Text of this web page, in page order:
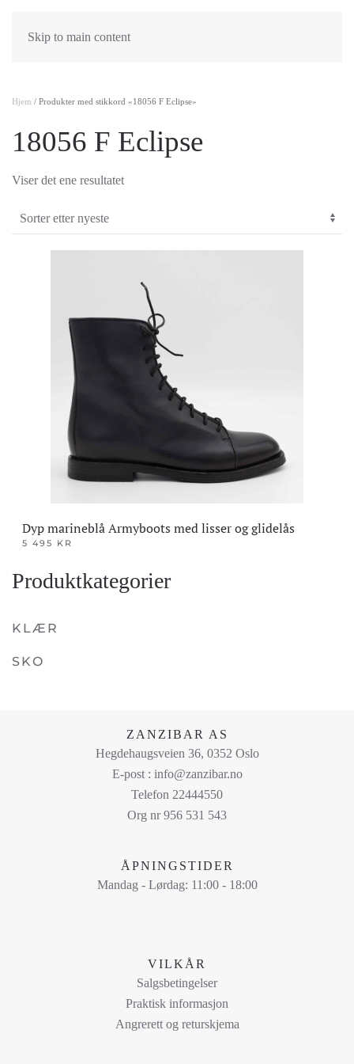
Skip to main content
Hjem / Produkter med stikkord «18056 F Eclipse»
18056 F Eclipse
Viser det ene resultatet
Dyp marineblå Armyboots med lisser og glidelås
5 495 KR
produktet
flere
Alternativene
Produktkategorier
KLÆR
SKO
ZANZIBAR AS
Hegdehaugsveien 36, 0352 Oslo
E-post : info@zanzibar.no
Telefon 22444550
Org nr 956 531 543
ÅPNINGSTIDER
Mandag - Lørdag: 11:00 - 18:00
VILKÅR
Salgsbetingelser
Praktisk informasjon
Angrerett og returskjema